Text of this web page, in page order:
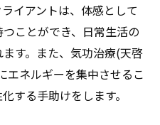
イアントは、体感として
ことができ、日常生活の
す。また、気功治療(天啓
エネルギーを集中させるこ
する手助けをします。